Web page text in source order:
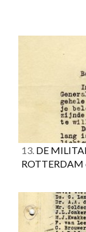
13. DE
ROTTERDAM